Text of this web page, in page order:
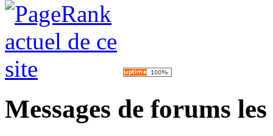
Messages de forums